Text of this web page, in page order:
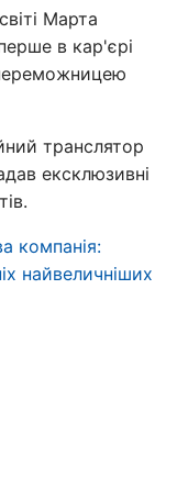
Марта
в кар'єрі
транслятор
ексклюзивні
компанія:
найвеличніших